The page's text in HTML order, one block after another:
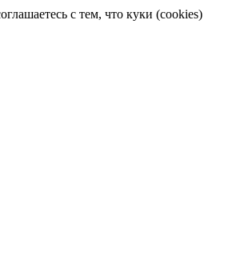
с тем, что куки (cookies)